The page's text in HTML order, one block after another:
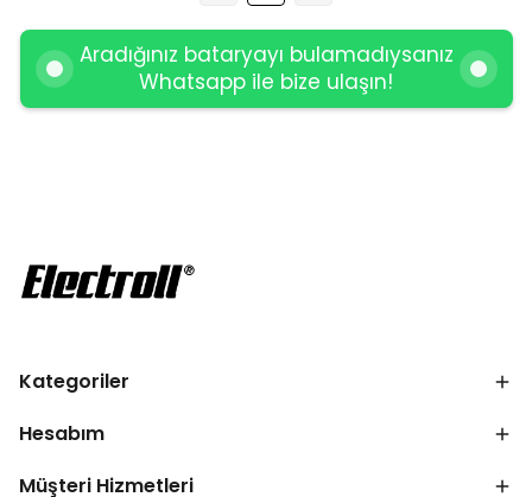
Aradığınız bataryayı bulamadıysanız
Whatsapp ile bize ulaşın!
Kategoriler
Hesabım
Müşteri Hizmetleri